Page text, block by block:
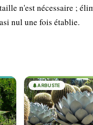
n'est nécessaire ;
nul une fois établie.
🌲ARBUSTE